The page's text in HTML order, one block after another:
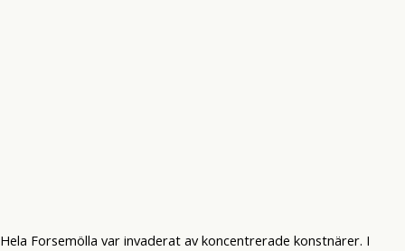
Hela Forsemölla var invaderat av koncentrerade konstnärer. I